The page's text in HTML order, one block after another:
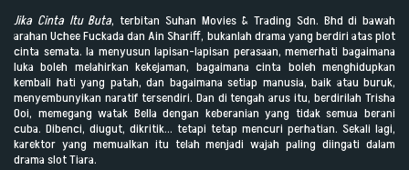
Jika Cinta Itu Buta, terbitan Suhan Movies & Trading Sdn. Bhd di bawah
arahan Uchee Fuckada dan Ain Shariff, bukanlah drama yang berdiri atas plot
cinta semata. Ia menyusun lapisan-lapisan perasaan, memerhati bagaimana
luka boleh melahirkan kekejaman, bagaimana cinta boleh menghidupkan
kembali hati yang patah, dan bagaimana setiap manusia, baik atau buruk,
menyembunyikan naratif tersendiri. Dan di tengah arus itu, berdirilah Trisha
Ooi, memegang watak Bella dengan keberanian yang tidak semua berani
cuba. Dibenci, diugut, dikritik… tetapi tetap mencuri perhatian. Sekali lagi,
karektor yang memualkan itu telah menjadi wajah paling diingati dalam
drama slot Tiara.